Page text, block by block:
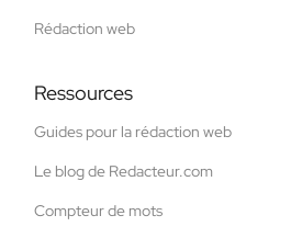
Rédaction web
Ressources
Guides pour la rédaction web
Le blog de Redacteur.com
Compteur de mots